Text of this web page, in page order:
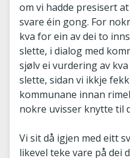
om vi hadde presisert
svare éin gong. For
kva for ein av dei to
slette, i dialog med
sjølv ei vurdering av
slette, sidan vi ikkje
kommunane innan
nokre uvisser knytte til
Vi sit då igjen med eitt
likevel teke vare på dei